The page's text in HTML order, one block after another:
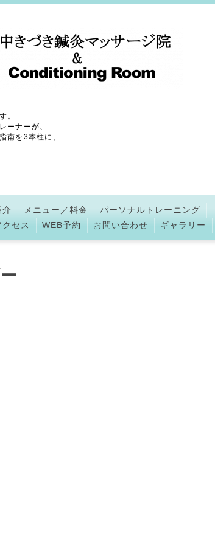
。
ーナーが、
南を3本柱に、
介 メニュー／料金 パーソナルトレーニング
クセス WEB予約 お問い合わせ ギャラリー